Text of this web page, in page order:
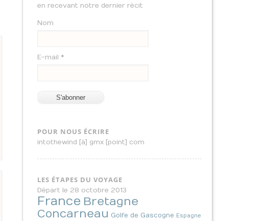
en recevant notre dernier récit
Nom
E-mail *
POUR NOUS ÉCRIRE
intothewind [à] gmx [point] com
LES ÉTAPES DU VOYAGE
Départ le 28 octobre 2013
France Bretagne
Concarneau Golfe de Gascogne Espagne